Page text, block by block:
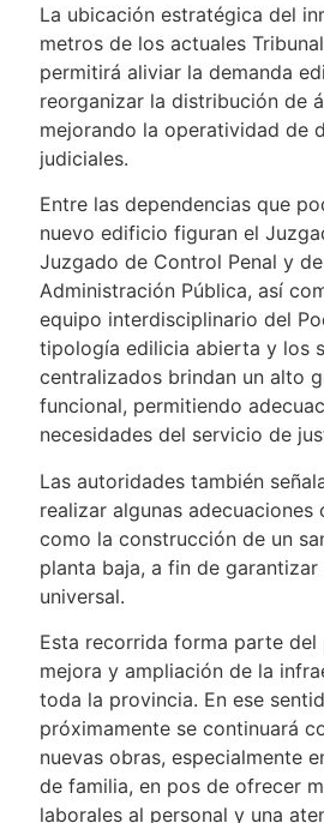
La ubicación estratégica del
metros de los actuales
permitirá aliviar la demanda
reorganizar la distribución de
mejorando la operatividad de
judiciales.
Entre las dependencias que
nuevo edificio figuran el
Juzgado de Control Penal y
Administración Pública, así
equipo interdisciplinario del
tipología edilicia abierta y los
centralizados brindan un alto
funcional, permitiendo
necesidades del servicio de
Las autoridades también
realizar algunas adecuaciones
como la construcción de un
planta baja, a fin de
universal.
Esta recorrida forma parte
mejora y ampliación de la
toda la provincia. En ese
próximamente se continuará
nuevas obras, especialmente
de familia, en pos de ofrecer
laborales al personal y una